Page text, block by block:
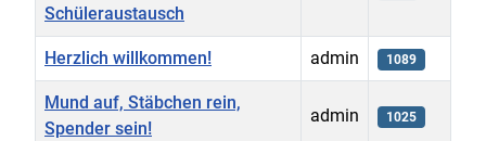
Schüleraustausch
Herzlich willkommen! admin 1089
Mund auf, Stäbchen rein,
Spender sein!
admin 1025